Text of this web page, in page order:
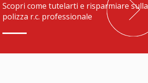
Scopri come tutelarti e risparmiare sulla
polizza r.c. professionale